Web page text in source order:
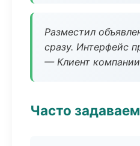
Разместил
сразу. Интерфейс
— Клиент компании
Часто